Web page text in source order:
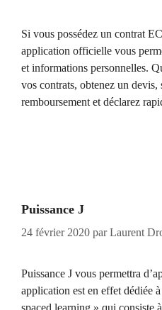
Si vous possédez un contrat
application officielle vous
et informations personnelles.
vos contrats, obtenez un devis,
remboursement et déclarez
Puissance J
24 février 2020 parLaurent
Puissance J vous permettra
application est en effet dédiée